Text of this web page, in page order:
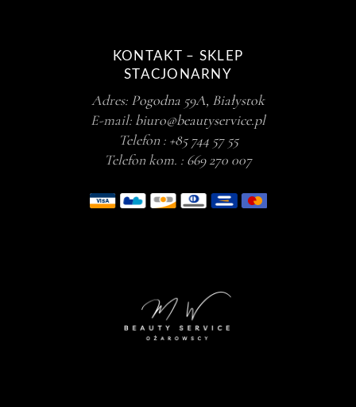
Dehydratory (1)
Zmywacze (3)
Zestawy kosmetyków (1)
Zestawy detaliczne (1)
KONTAKT – SKLEP
STACJONARNY
Adres: Pogodna 59A, Białystok
E-mail: biuro@beautyservice.pl
Telefon : +85 744 57 55
Telefon kom. : 669 270 007